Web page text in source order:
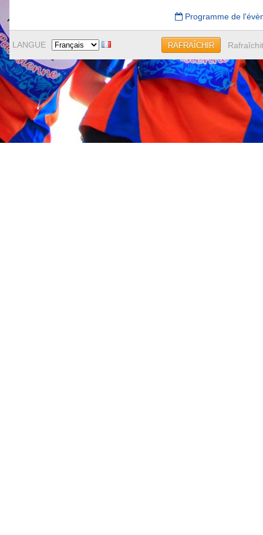
Programme de
LANGUE RAFRAÎCHIR